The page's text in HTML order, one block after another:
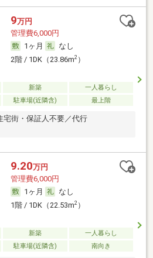
9万円
管理費6,000円
1ヶ月
なし
2階 / 1DK（23.86m2）
新築
一人暮らし
駐車場(近隣含) 最上階
宅街・保証人不要／代行
9.20万円
管理費6,000円
1ヶ月
なし
1階 / 1DK（22.53m2）
新築
一人暮らし
駐車場(近隣含) 南向き